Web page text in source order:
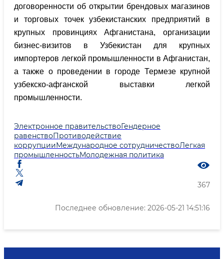
договоренности об открытии брендовых магазинов
и торговых точек узбекистанских предприятий в
крупных провинциях Афганистана, организации
бизнес-визитов в Узбекистан для крупных
импортеров легкой промышленности в Афганистан,
а также о проведении в городе Термезе крупной
узбекско-афганской выставки легкой
промышленности.
Электронное правительствоГендерное
равенствоПротиводействие
коррупцииМеждународное сотрудничествоЛегкая
промышленностьМолодежная политика
367
Последнее обновление: 2026-05-21 14:51:16